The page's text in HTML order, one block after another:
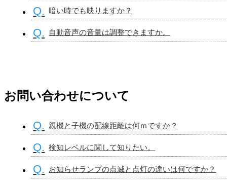
Q. 暗い時でも映りますか？
Q. 自動音声の音量は調整できますか。
お問い合わせについて
Q. 親機と子機の配線距離は何ｍですか？
Q. 検知レベルに関して知りたい。
Q. お知らせランプの点滅と点灯の違いは何ですか？